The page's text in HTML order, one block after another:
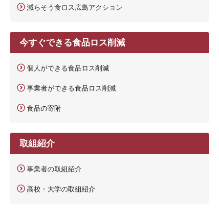
減らそう食ロス広島アクション
今すぐできる食品ロス削減
個人ができる食品ロス削減
事業者ができる食品ロス削減
食品の寄附
取組紹介
事業者の取組紹介
高校・大学の取組紹介